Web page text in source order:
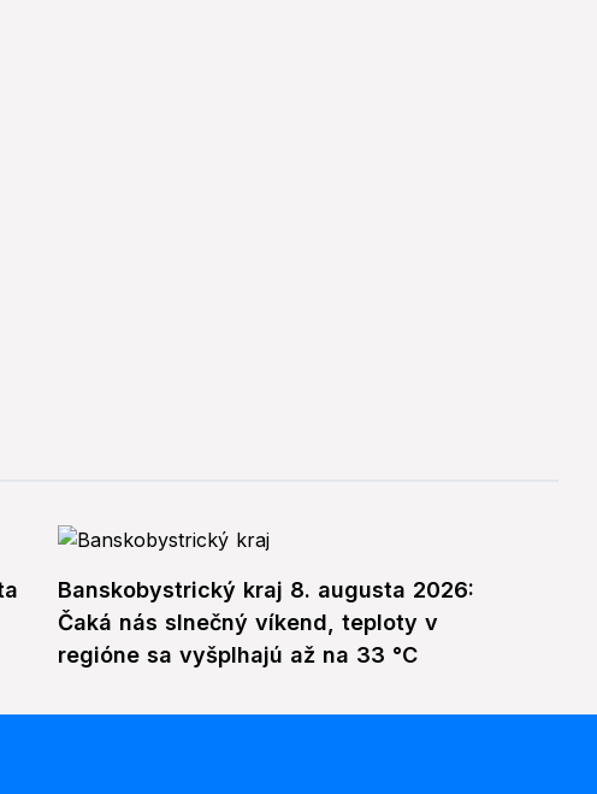
Banskobystrický kraj 8. augusta 2026:
Čaká nás slnečný víkend, teploty v
regióne sa vyšplhajú až na 33 °C